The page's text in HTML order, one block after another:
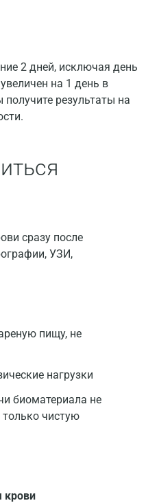
2 дней, исключая день
на 1 день в
результаты на
сразу после
УЗИ,
пищу, не
нагрузки
биоматериала не
только чистую
крови